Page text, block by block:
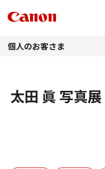
個人のお客さま
太田 眞 写真